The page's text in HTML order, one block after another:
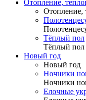
Отопление,
Отопление,
Тёплый пол
Тёплый пол
Новый год
Новый год
Ночники
Ночники
Елочные